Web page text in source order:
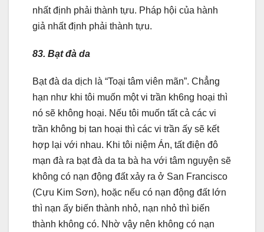
nhất định phải thành tựu. Pháp hội của hành
giả nhất định phải thành tựu.
83. Bạt đà da
Bạt đà da dịch là “Toại tâm viên mãn”. Chẳng
hạn như khi tôi muốn một vi trần kh6ng hoại thì
nó sẽ không hoại. Nếu tôi muốn tất cả các vi
trần không bị tan hoại thì các vi trần ấy sẽ kết
hợp lại với nhau. Khi tôi niệm Án, tất điện đô
mạn đà ra bạt đà da ta bà ha với tâm nguyện sẽ
không có nạn động đất xảy ra ở San Francisco
(Cựu Kim Sơn), hoặc nếu có nạn động đất lớn
thì nạn ấy biến thành nhỏ, nạn nhỏ thì biến
thành không có. Nhờ vậy nên không có nạn